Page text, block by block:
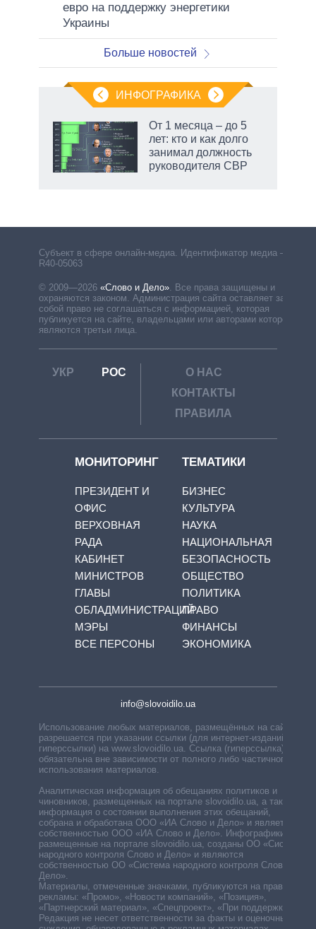
евро на поддержку энергетики
Украины
Больше новостей
ИНФОГРАФИКА
От 1 месяца – до 5
лет: кто и как долго
занимал должность
руководителя СВР
Субъект в сфере онлайн-медиа. Идентификатор медиа –
R40-05063
© 2009—2026 «Слово и Дело». Все права защищены и
охраняются законом. Администрация сайта оставляет за
собой право не соглашаться с информацией, которая
публикуется на сайте, владельцами или авторами которой
являются третьи лица.
УКР РОС
О НАС
КОНТАКТЫ
ПРАВИЛА
МОНИТОРИНГ
ПРЕЗИДЕНТ И
ОФИС
ВЕРХОВНАЯ
РАДА
КАБИНЕТ
МИНИСТРОВ
ГЛАВЫ
ОБЛАДМИНИСТРАЦИЙ
МЭРЫ
ВСЕ ПЕРСОНЫ
ТЕМАТИКИ
БИЗНЕС
КУЛЬТУРА
НАУКА
НАЦИОНАЛЬНАЯ
БЕЗОПАСНОСТЬ
ОБЩЕСТВО
ПОЛИТИКА
ПРАВО
ФИНАНСЫ
ЭКОНОМИКА
info@slovoidilo.ua
Использование любых материалов, размещённых на сайте,
разрешается при указании ссылки (для интернет-изданий —
гиперссылки) на www.slovoidilo.ua. Ссылка (гиперссылка)
обязательна вне зависимости от полного либо частичного
использования материалов.
Аналитическая информация об обещаниях политиков и
чиновников, размещенных на портале slovoidilo.ua, а также
информация о состоянии выполнения этих обещаний,
собрана и обработана ООО «ИА Слово и Дело» и является
собственностью ООО «ИА Слово и Дело». Инфографики,
размещенные на портале slovoidilo.ua, созданы ОО «Система
народного контроля Слово и Дело» и являются
собственностью ОО «Система народного контроля Слово и
Дело».
Материалы, отмеченные значками, публикуются на правах
рекламы: «Промо», «Новости компаний», «Позиция»,
«Партнерский материал», «Спецпроект», «При поддержке».
Редакция не несет ответственности за факты и оценочные